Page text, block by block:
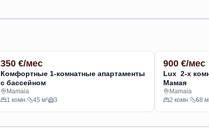
АРЕНДА
350 €/мес
Комфортные 1-комнатные апартаменты
с бассейном
Mamaia
1 комн.
45 м² 3
АРЕНДА
900 €/мес
Lux 2-х
Мамая
Mamaia
2 комн.
68